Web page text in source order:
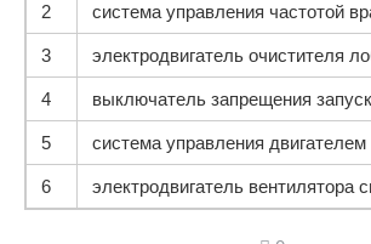
2 система управления частотой
3 электродвигатель очистителя
4 выключатель запрещения
5 система управления двигателем
6 электродвигатель вентилятора